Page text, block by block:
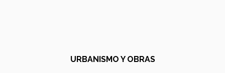
URBANISMO Y OBRAS